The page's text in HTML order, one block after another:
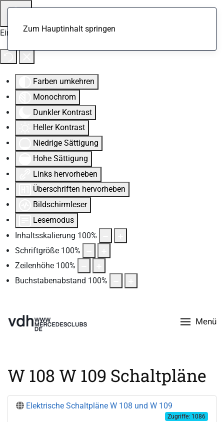
Eingabehilfen öffnen
Farben umkehren
Monochrom
Dunkler Kontrast
Heller Kontrast
Niedrige Sättigung
Hohe Sättigung
Links hervorheben
Überschriften hervorheben
Bildschirmleser
Lesemodus
Inhaltsskalierung 100%
Schriftgröße 100%
Zeilenhöhe 100%
Buchstabenabstand 100%
Zum Hauptinhalt springen
Menü
W 108 W 109 Schaltpläne
Elektrische Schaltpläne W 108 und W 109
Zugriffe: 1086